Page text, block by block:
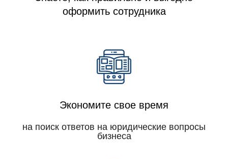
оформить сотрудника
Экономите свое время
на поиск ответов на юридические вопросы
бизнеса